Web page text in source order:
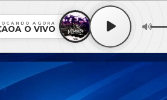
AGORA
O VIVO